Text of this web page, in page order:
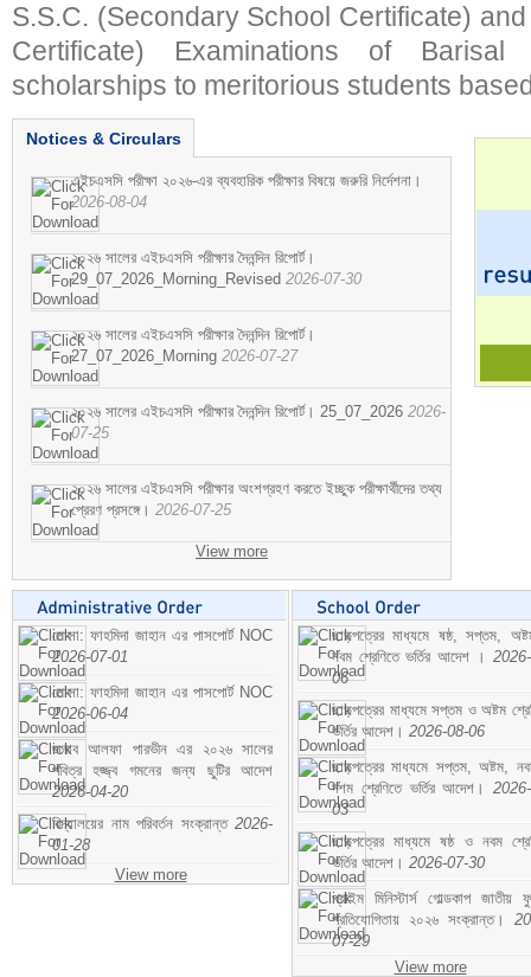
S.S.C. (Secondary School Certificate)
Certificate) Examinations of
scholarships to meritorious students
Notices & Circulars
এইচএসসি পরীক্ষা ২০২৬-এর ব্যবহারিক পরীক্ষার বিষয়ে জরুরি নির্দেশনা।
2026-08-04
২০২৬ সালের এইচএসসি পরীক্ষার দৈনন্দিন রিপোর্ট।
29_07_2026_Morning_Revised 2026-07-30
২০২৬ সালের এইচএসসি পরীক্ষার দৈনন্দিন রিপোর্ট।
27_07_2026_Morning 2026-07-27
২০২৬ সালের এইচএসসি পরীক্ষার দৈনন্দিন রিপোর্ট। 25_07_2026 2026-
07-25
২০২৬ সালের এইচএসসি পরীক্ষার অংশগ্রহণ করতে ইচ্ছুক পরীক্ষার্থীদের তথ্য
প্রেরণ প্রসঙ্গে। 2026-07-25
View more
মোসা: ফাহমিদা জাহান এর পাসপোর্ট NOC
2026-07-01
মোসা: ফাহমিদা জাহান এর পাসপোর্ট NOC
2026-06-04
জনাব আলফা পারভীন এর ২০২৬ সালের
পবিত্র হজ্জ্ব গমনের জন্য ছুটির আদেশ
2026-04-20
বিদ্যালয়ের নাম পরিবর্তন সংক্রান্ত 2026-
01-28
View more
ছাড়পত্রের মাধ্যমে ষষ্ঠ, সপ্তম,
নবম শ্রেণিতে ভর্তির আদেশ ।
06
ছাড়পত্রের মাধ্যমে সপ্তম ও অষ্টম
ভর্তির আদেশ। 2026-08-06
ছাড়পত্রের মাধ্যমে সপ্তম, অষ্টম,
দশম শ্রেণিতে ভর্তির আদেশ।
03
ছাড়পত্রের মাধ্যমে ষষ্ঠ ও নবম
ভর্তির আদেশ। 2026-07-30
প্রাইম মিনিস্টার্স গোল্ডকাপ জাতীয়
প্রতিযোগিতায় ২০২৬ সংক্রান্ত।
07-29
View more